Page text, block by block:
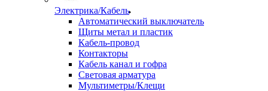
Электрика/Кабель
Автоматический выключатель
Щиты метал и пластик
Кабель-провод
Контакторы
Кабель канал и гофра
Световая арматура
Мультиметры/Клещи